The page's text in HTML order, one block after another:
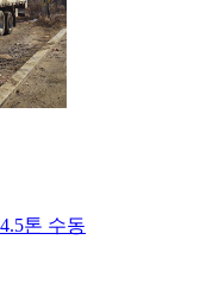
톤 수동